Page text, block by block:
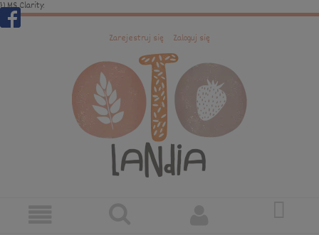
})MS Clarity:
Zarejestruj się Zaloguj się